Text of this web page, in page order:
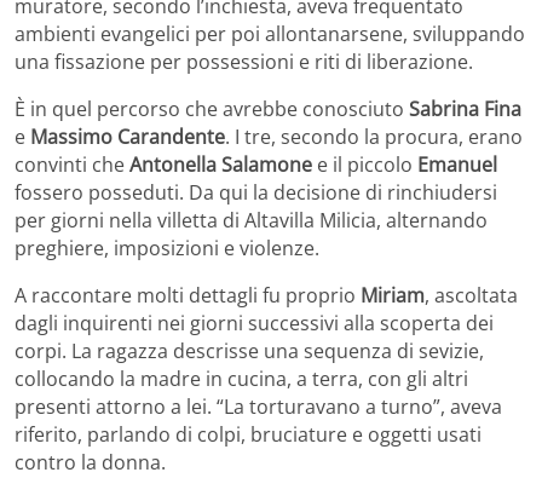
muratore, secondo l’inchiesta, aveva frequentato
ambienti evangelici per poi allontanarsene, sviluppando
una fissazione per possessioni e riti di liberazione.
È in quel percorso che avrebbe conosciuto Sabrina Fina
e Massimo Carandente. I tre, secondo la procura, erano
convinti cheAntonella Salamone e il piccolo Emanuel
fossero posseduti. Da qui la decisione di rinchiudersi
per giorni nella villetta di Altavilla Milicia, alternando
preghiere, imposizioni e violenze.
A raccontare molti dettagli fu proprio Miriam, ascoltata
dagli inquirenti nei giorni successivi alla scoperta dei
corpi. La ragazza descrisse una sequenza di sevizie,
collocando la madre in cucina, a terra, con gli altri
presenti attorno a lei. “La torturavano a turno”, aveva
riferito, parlando di colpi, bruciature e oggetti usati
contro la donna.